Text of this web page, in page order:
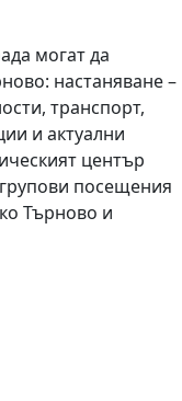
могат да
настаняване –
транспорт,
и актуални
център
посещения
Търново и